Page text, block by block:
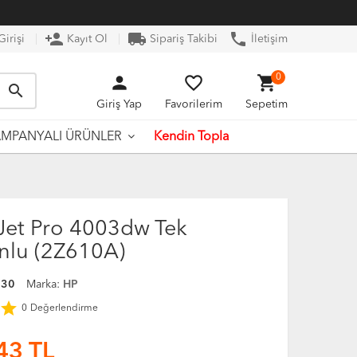
person_add Kayıt Ol local_shipping Sipariş Takibi phone İletişim
search person
Giriş Yap
favorite_border
Favorilerim
shopping_cart
Sepetim
0
ÜRÜNLER Kendin Topla
Pro 4003dw Tek
(2Z610A)
Marka: HP
star 0 Değerlendirme
TL